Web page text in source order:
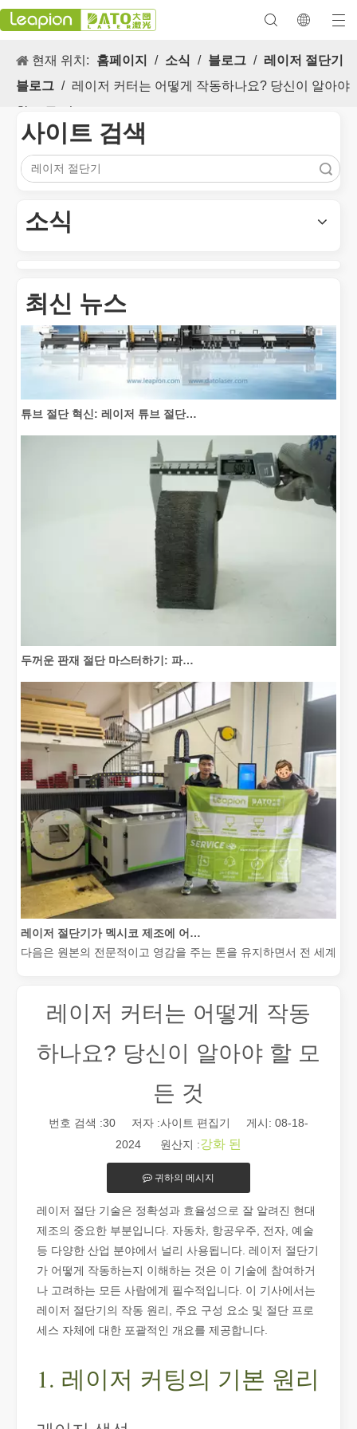
현재 위치: 홈페이지 / 소식 / 블로그 / 레이저 절단기
블로그 / 레이저 커터는 어떻게 작동하나요? 당신이 알아야
할 모든 것
사이트 검색
소식
최신 뉴스
다음은 원본의 전문적이고 영감을 주는 톤을 유지하면서 전 세계
2026 가이드: 파이버 레이저 튜브 절단기가 파이프 제조를 혁신하는 방법
2026 가이드: 파이버 레이저 튜브 절단기가 파이프 제조를 혁신하
레이저 커터는 어떻게 작동
하나요? 당신이 알아야 할 모
든 것
번호 검색 :30 저자 :사이트 편집기 게시: 08-18-
2024 원산지 :강화 된
귀하의 메시지
레이저 절단 기술은 정확성과 효율성으로 잘 알려진 현대
제조의 중요한 부분입니다. 자동차, 항공우주, 전자, 예술
등 다양한 산업 분야에서 널리 사용됩니다. 레이저 절단기
가 어떻게 작동하는지 이해하는 것은 이 기술에 참여하거
나 고려하는 모든 사람에게 필수적입니다. 이 기사에서는
레이저 절단기의 작동 원리, 주요 구성 요소 및 절단 프로
세스 자체에 대한 포괄적인 개요를 제공합니다.
1. 레이저 커팅의 기본 원리